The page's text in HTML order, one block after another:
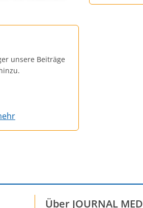
unsere Beiträge
Über JOURNAL MED